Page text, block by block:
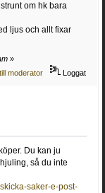
om hk bara
ljus och allt fixar
»
moderator
Loggat
Du kan ju
så du inte
saker-e-post-